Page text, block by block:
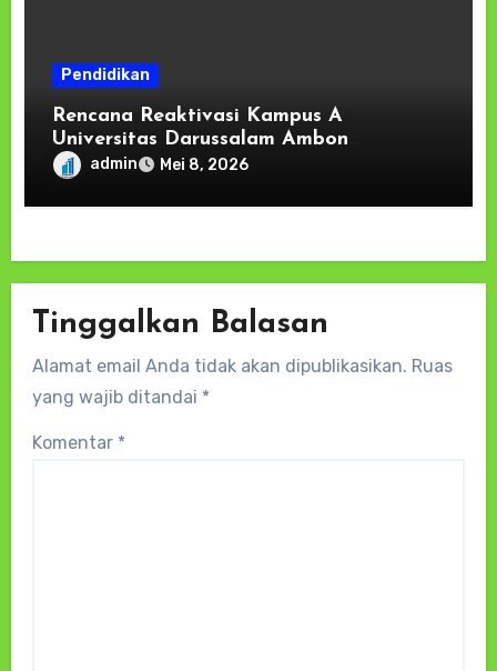
Pendidikan
Rencana Reaktivasi Kampus A
Universitas Darussalam Ambon
(UNIDAR) di Tulehu, Mulai Terima
Mahasiswa Baru Tahun 2026
admin Mei 8, 2026
Tinggalkan Balasan
Alamat email Anda tidak akan dipublikasikan. Ruas
yang wajib ditandai *
Komentar *